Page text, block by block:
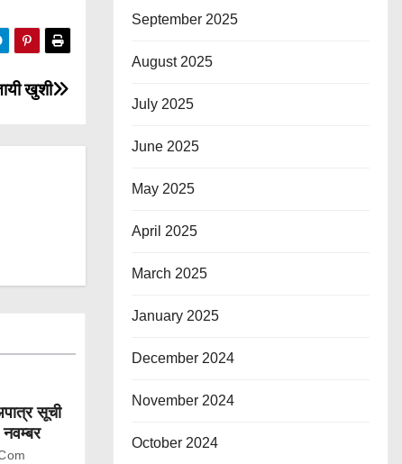
खुशी
सूची
September 2025
August 2025
July 2025
June 2025
May 2025
April 2025
March 2025
January 2025
December 2024
November 2024
October 2024